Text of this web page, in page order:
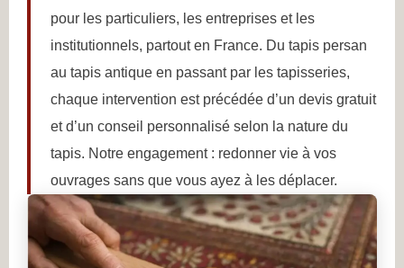
pour les particuliers, les entreprises et les
institutionnels, partout en France. Du tapis persan
au tapis antique en passant par les tapisseries,
chaque intervention est précédée d’un devis gratuit
et d’un conseil personnalisé selon la nature du
tapis. Notre engagement : redonner vie à vos
ouvrages sans que vous ayez à les déplacer.